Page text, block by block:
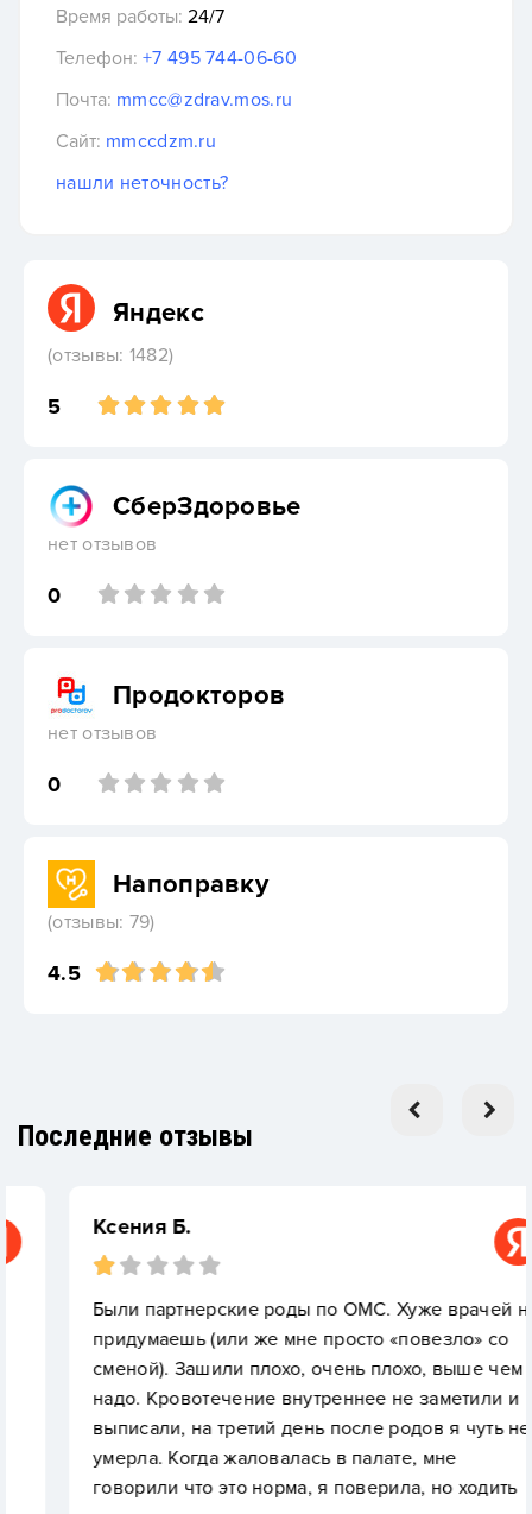
Время работы: 24/7
Телефон: +7 495 744-06-60
Почта: mmcc@zdrav.mos.ru
Сайт: mmccdzm.ru
нашли неточность?
Яндекс
(отзывы: 1482)
5
СберЗдоровье
нет отзывов
0
Продокторов
нет отзывов
0
Напоправку
(отзывы: 79)
4.5
Последние отзывы
Ксения Б.
Были партнерские роды по ОМС. Хуже врачей не
придумаешь (или же мне просто «повезло» со
сменой). Зашили плохо, очень плохо, выше чем
надо. Кровотечение внутреннее не заметили и
выписали, на третий день после родов я чуть не
умерла. Когда жаловалась в палате, мне
говорили что это норма, я поверила, но ходить